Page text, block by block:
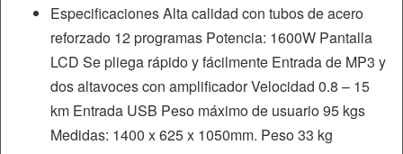
Especificaciones Alta calidad con tubos de acero
reforzado 12 programas Potencia: 1600W Pantalla
LCD Se pliega rápido y fácilmente Entrada de MP3 y
dos altavoces con amplificador Velocidad 0.8 – 15
km Entrada USB Peso máximo de usuario 95 kgs
Medidas: 1400 x 625 x 1050mm. Peso 33 kg